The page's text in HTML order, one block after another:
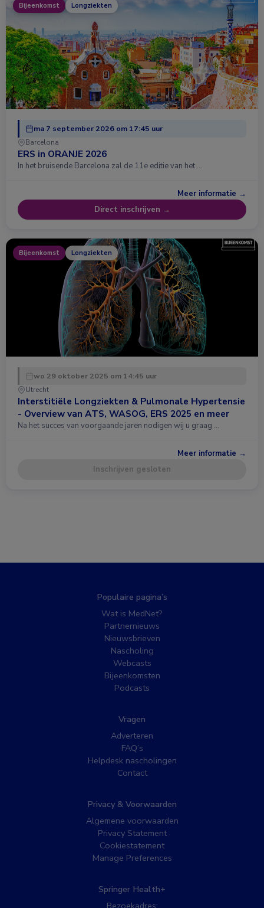
Bijeenkomst Longziekten
ma 7 september 2026 om 17:45 uur
Barcelona
ERS in ORANJE 2026
In het bruisende Barcelona zal de 11e editie van het …
Meer informatie →
Direct inschrijven →
Bijeenkomst Longziekten
wo 29 oktober 2025 om 14:45 uur
Utrecht
Interstitiële Longziekten & Pulmonale Hypertensie
- Overview van ATS, WASOG, ERS 2025 en meer
Na het succes van voorgaande jaren nodigen wij u graag …
Meer informatie →
Inschrijven gesloten
Populaire pagina’s
Wat is MedNet?
Partnernieuws
Nieuwsbrieven
Nascholing
Webcasts
Bijeenkomsten
Podcasts
Vragen
Adverteren
FAQ’s
Helpdesk nascholingen
Contact
Privacy & Voorwaarden
Algemene voorwaarden
Privacy Statement
Cookiestatement
Manage Preferences
Springer Health+
Bezoekadres: